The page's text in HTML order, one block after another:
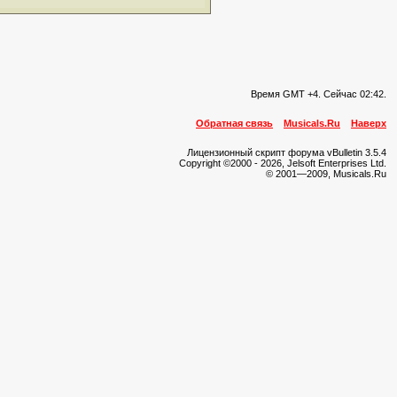
Время GMT +4. Сейчас 02:42
Обратная связь Musicals.Ru Наверх
Лицензионный скрипт форума vBulletin 3.5.4
Copyright ©2000 - 2026, Jelsoft Enterprises Ltd.
© 2001—2009, Musicals.Ru